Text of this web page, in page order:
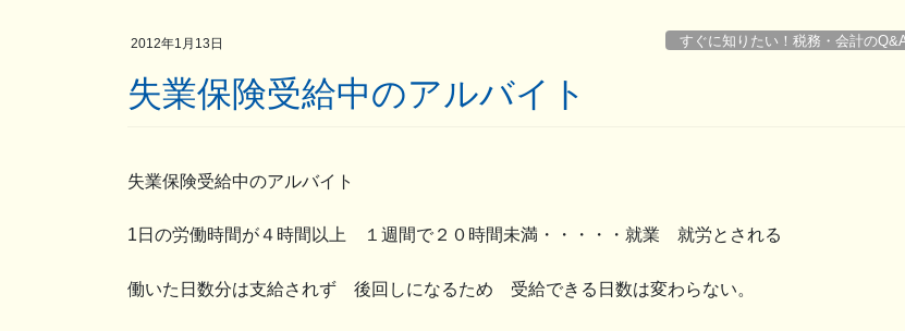
2012年1月13日 すぐに知りたい！税務・会計の
失業保険受給中のアルバイト
失業保険受給中のアルバイト
1日の労働時間が４時間以上 １週間で２０時間未満・・・・・就業 就労とされる
働いた日数分は支給されず 後回しになるため 受給できる日数は変わらない。